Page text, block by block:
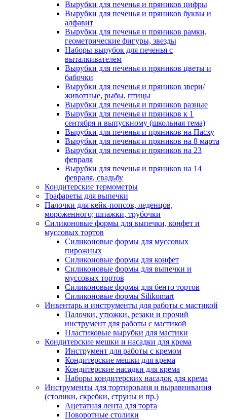
Вырубки для печенья и пряников цифры
Вырубки для печенья и пряников буквы и
алфавит
Вырубки для печенья и пряников рамки,
геометрические фигуры, звезды
Наборы вырубок для печенья с
выталкивателем
Вырубки для печенья и пряников цветы и
бабочки
Вырубки для печенья и пряников звери/
животные, рыбы, птицы
Вырубки для печенья и пряников разные
Вырубки для печенья и пряников к 1
сентября и выпускному (школьная тема)
Вырубки для печенья и пряников на Пасху
Вырубки для печенья и пряников на 8 марта
Вырубки для печенья и пряников на 23
февраля
Вырубки для печенья и пряников на 14
февраля, свадьбу
Кондитерские термометры
Трафареты для выпечки
Палочки для кейк-попсов, леденцов,
мороженного; шпажки, трубочки
Силиконовые формы для выпечки, конфет и
муссовых тортов
Силиконовые формы для муссовых
пирожных
Силиконовые формы для конфет
Силиконовые формы для выпечки и
муссовых тортов
Силиконовые формы для бенто тортов
Силиконовые формы Silikomart
Инвентарь и инструменты для работы с мастикой
Палочки, утюжки, резаки и прочий
инструмент для работы с мастикой
Пластиковые вырубки для мастики
Кондитерские мешки и насадки для крема
Инструмент для работы с кремом
Кондитерские мешки для крема
Кондитерские насадки для крема
Наборы кондитерских насадок для крема
Инструменты для тортированя и выравнивания
(столики, скребки, струны и пр.)
Ацетатная лента для торта
Поворотные столики